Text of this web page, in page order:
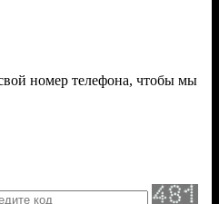
номер телефона, чтобы мы